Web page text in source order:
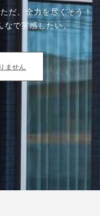
だ、全力を尽くそう！
なで実感したい。
ません